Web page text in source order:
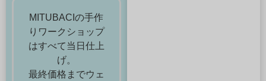
MITUBACIの手作
りワークショップ
はすべて当日仕上
げ。
最終価格までウェ